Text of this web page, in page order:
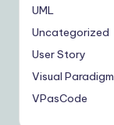
UML
Uncategorized
User Story
Visual Paradigm
VPasCode